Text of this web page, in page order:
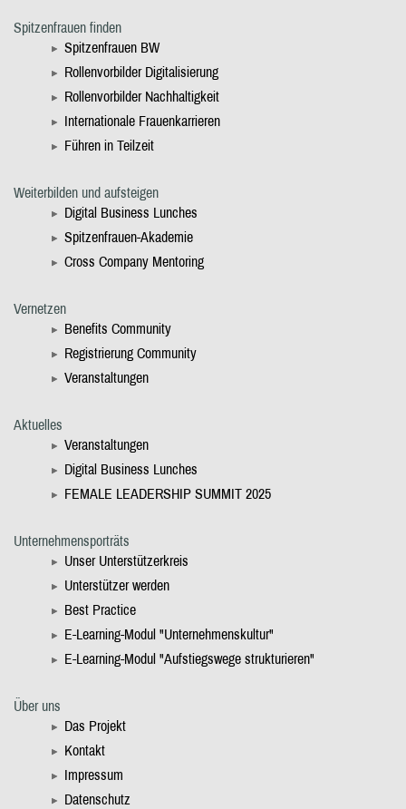
Spitzenfrauen finden
Spitzenfrauen BW
Rollenvorbilder Digitalisierung
Rollenvorbilder Nachhaltigkeit
Internationale Frauenkarrieren
Führen in Teilzeit
Weiterbilden und aufsteigen
Digital Business Lunches
Spitzenfrauen-Akademie
Cross Company Mentoring
Vernetzen
Benefits Community
Registrierung Community
Veranstaltungen
Aktuelles
Veranstaltungen
Digital Business Lunches
FEMALE LEADERSHIP SUMMIT 2025
Unternehmensporträts
Unser Unterstützerkreis
Unterstützer werden
Best Practice
E-Learning-Modul "Unternehmenskultur"
E-Learning-Modul "Aufstiegswege strukturieren"
Über uns
Das Projekt
Kontakt
Impressum
Datenschutz